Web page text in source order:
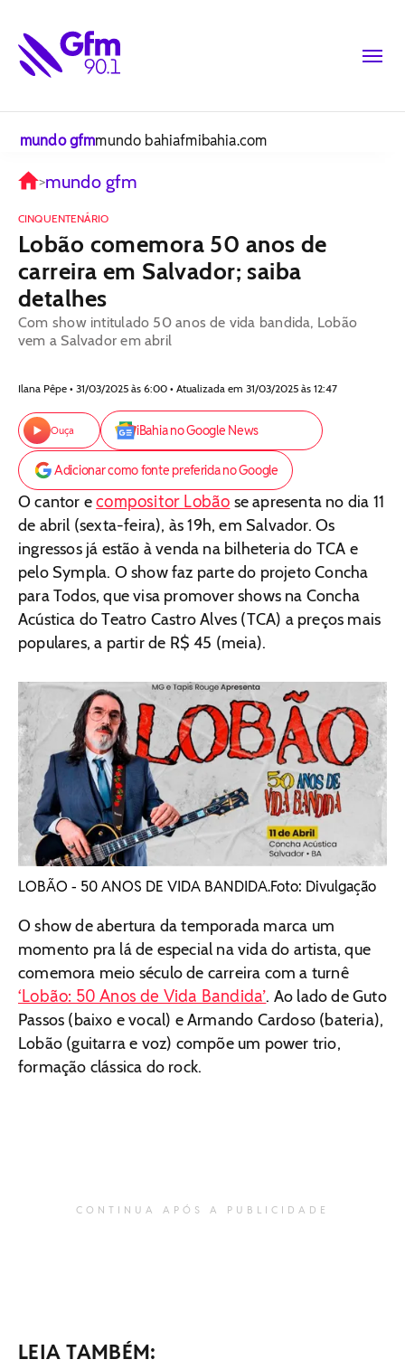
mundo gfmmundo bahiafmibahia.com
>mundo gfm
CINQUENTENÁRIO
Lobão comemora 50 anos de
carreira em Salvador; saiba
detalhes
Com show intitulado 50 anos de vida bandida, Lobão
vem a Salvador em abril
Ilana Pêpe • 31/03/2025 às 6:00 • Atualizada em 31/03/2025 às 12:47
Ouça iBahia no Google News
Adicionar como fonte preferida no Google
O cantor ecompositor Lobão se apresenta no dia 11
de abril (sexta-feira), às 19h, em Salvador. Os
ingressos já estão à venda na bilheteria do TCA e
pelo Sympla. O show faz parte do projeto Concha
para Todos, que visa promover shows na Concha
Acústica do Teatro Castro Alves (TCA) a preços mais
populares, a partir de R$ 45 (meia).
LOBÃO - 50 ANOS DE VIDA BANDIDA. ​Foto: Divulgação
O show de abertura da temporada marca um
momento pra lá de especial na vida do artista, que
comemora meio século de carreira com a turnê
‘Lobão: 50 Anos de Vida Bandida’. Ao lado de Guto
Passos (baixo e vocal) e Armando Cardoso (bateria),
Lobão (guitarra e voz) compõe um power trio,
formação clássica do rock.
CONTINUA APÓS A PUBLICIDADE
LEIA TAMBÉM: